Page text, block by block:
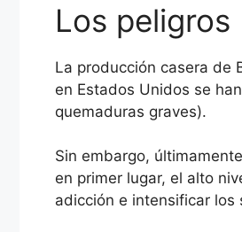
Los peligros
La producción casera de
en Estados Unidos se
quemaduras graves).
Sin embargo,
en primer lugar, el alto
adicción e intensificar